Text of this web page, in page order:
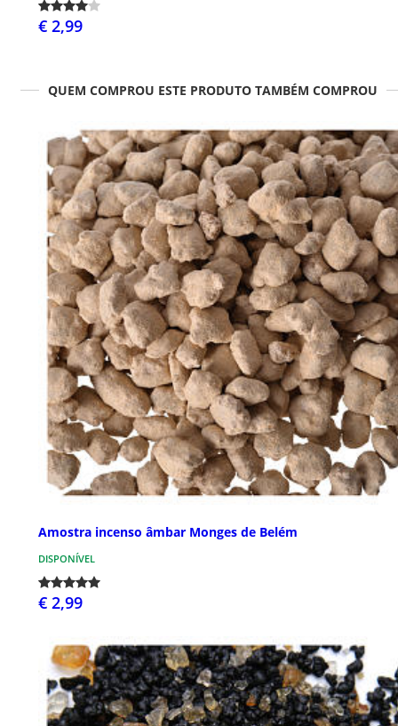
€ 2,99
QUEM COMPROU ESTE PRODUTO TAMBÉM COMPROU
Amostra incenso âmbar Monges de Belém
DISPONÍVEL
€ 2,99